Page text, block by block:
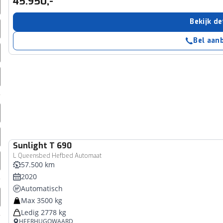
We tonen je graag relevante advertenties en
op en buiten onze website volgt – uiteraard op
en privacyverklaring. Als je weigert, plaatsen we
cookies. Je voorkeuren kun je later altijd
Bekijk
Bel
Sunlight T 690
L Queensbed Hefbed Automaat
57.500 km
2020
Automatisch
Max 3500 kg
Ledig 2778 kg
HEERHUGOWAARD